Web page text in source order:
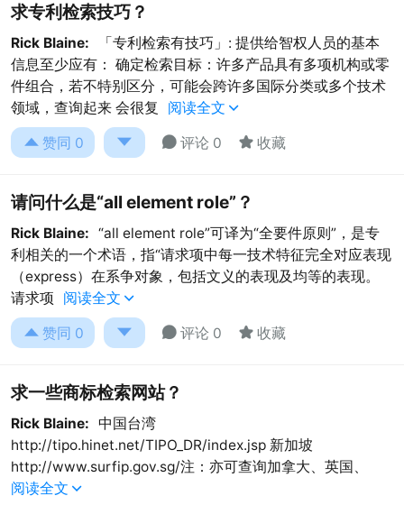
求专利检索技巧？
Rick Blaine:
「专利检索有技巧」: 提供给智权人员的基本
信息至少应有： 确定检索目标：许多产品具有多项机构或零
件组合，若不特别区分，可能会跨许多国际分类或多个技术
领域，查询起来 会很复
阅读全文 
 赞同 0   评论 0  收藏
请问什么是“all element role”？
Rick Blaine: “all element role”可译为“全要件原则”，是专
利相关的一个术语，指“请求项中每一技术特征完全对应表现
（express）在系争对象，包括文义的表现及均等的表现。
请求项
阅读全文 
 赞同 0   评论 0  收藏
求一些商标检索网站？
Rick Blaine: 中国台湾
http://tipo.hinet.net/TIPO_DR/index.jsp 新加坡
http://www.surfip.gov.sg/注：亦可查询加拿大、英国、
阅读全文 